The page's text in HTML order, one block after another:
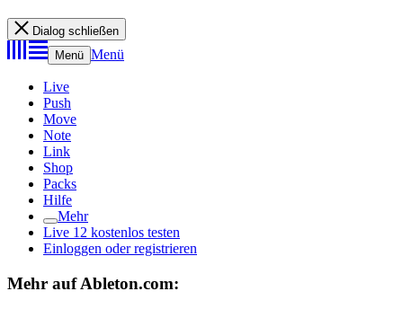
Dialog schließen
Menü Menü
Live
Push
Move
Note
Link
Shop
Packs
Hilfe
Mehr
Live 12 kostenlos testen
Einloggen oder registrieren
Mehr auf Ableton.com: